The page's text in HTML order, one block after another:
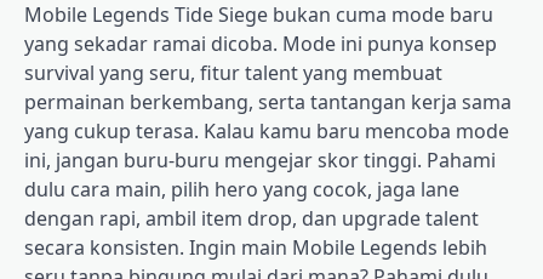
Mobile Legends Tide Siege bukan cuma mode baru
yang sekadar ramai dicoba. Mode ini punya konsep
survival yang seru, fitur talent yang membuat
permainan berkembang, serta tantangan kerja sama
yang cukup terasa. Kalau kamu baru mencoba mode
ini, jangan buru-buru mengejar skor tinggi. Pahami
dulu cara main, pilih hero yang cocok, jaga lane
dengan rapi, ambil item drop, dan upgrade talent
secara konsisten. Ingin main Mobile Legends lebih